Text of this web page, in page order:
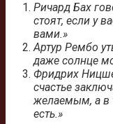
Ричард Бах
стоят, если у
вами.»
Артур Рембо
даже солнце
Фридрих
счастье
желаемым, а в
есть.»